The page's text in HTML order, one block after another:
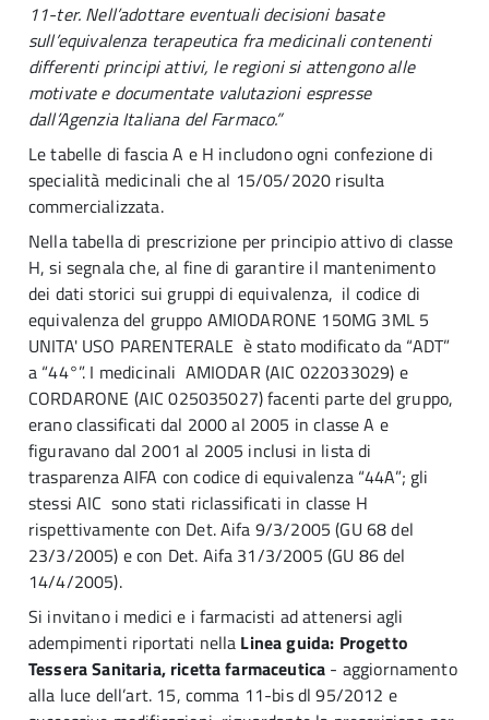
11-ter. Nell’adottare eventuali decisioni basate
sull’equivalenza terapeutica fra medicinali contenenti
differenti principi attivi, le regioni si attengono alle
motivate e documentate valutazioni espresse
dall’Agenzia Italiana del Farmaco.”
Le tabelle di fascia A e H includono ogni confezione di
specialità medicinali che al 15/05/2020 risulta
commercializzata.
Nella tabella di prescrizione per principio attivo di classe
H, si segnala che, al fine di garantire il mantenimento
dei dati storici sui gruppi di equivalenza, il codice di
equivalenza del gruppo AMIODARONE 150MG 3ML 5
UNITA' USO PARENTERALE è stato modificato da “ADT”
a “44°”. I medicinali AMIODAR (AIC 022033029) e
CORDARONE (AIC 025035027) facenti parte del gruppo,
erano classificati dal 2000 al 2005 in classe A e
figuravano dal 2001 al 2005 inclusi in lista di
trasparenza AIFA con codice di equivalenza “44A”; gli
stessi AIC sono stati riclassificati in classe H
rispettivamente con Det. Aifa 9/3/2005 (GU 68 del
23/3/2005) e con Det. Aifa 31/3/2005 (GU 86 del
14/4/2005).
Si invitano i medici e i farmacisti ad attenersi agli
adempimenti riportati nella Linea guida: Progetto
Tessera Sanitaria, ricetta farmaceutica - aggiornamento
alla luce dell’art. 15, comma 11-bis dl 95/2012 e